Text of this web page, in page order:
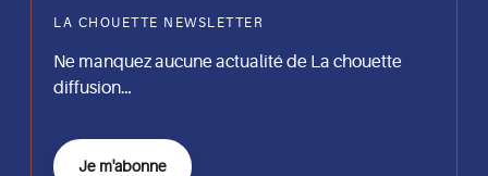
LA CHOUETTE NEWSLETTER
Ne manquez aucune actualité de La chouette
diffusion…
Je m'abonne